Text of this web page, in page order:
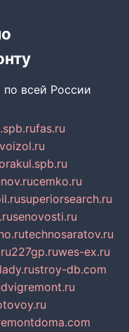
по всей России
fas.ru
cemko.ru
superiorsearch.ru
senovosti.ru
technosaratov.ru
227gp.ruwes-ex.ru
stroy-db.com
dvigremont.ru